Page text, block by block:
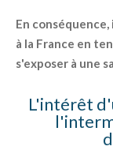
En
à la France en
s'exposer à une
L'intérêt